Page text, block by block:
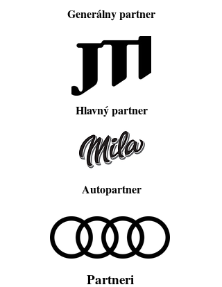
Generálny partner
Hlavný partner
Autopartner
Partneri